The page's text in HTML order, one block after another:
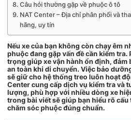
Câu hỏi thường gặp về phuộc ô tô
NAT Center – Địa chỉ phân phối và
hãng, uy tín
Nếu xe của bạn không còn chạy êm
phuộc đang gặp vấn đề cần kiểm tra.
trọng giúp xe vận hành ổn định, đảm
an toàn khi di chuyển. Việc bảo
sẽ giữ cho hệ thống treo luôn hoạt
Center cung cấp dịch vụ kiểm tra và
lượng, phù hợp với nhiều dòng xe
trong bài viết sẽ giúp bạn hiểu rõ cấu
chăm sóc phuộc đúng chuẩn.